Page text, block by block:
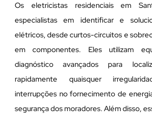
Os eletricistas residenciais em
especialistas em identificar e
elétricos, desde curtos-circuitos e
em componentes. Eles utilizam
diagnóstico avançados para
rapidamente quaisquer
interrupções no fornecimento de
segurança dos moradores. Além disso,